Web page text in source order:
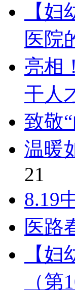
【
医院
亮相
干人
致敬
温暖
21
8.19
医路
【
（第